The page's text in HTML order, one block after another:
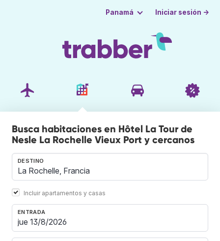
Panamá Iniciar sesión →
Busca habitaciones en Hôtel La Tour de
Nesle La Rochelle Vieux Port y cercanos
DESTINO
Incluir apartamentos y casas
ENTRADA